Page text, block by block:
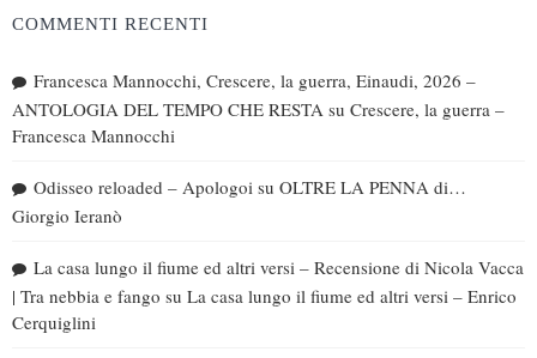
COMMENTI RECENTI
Francesca Mannocchi, Crescere, la guerra, Einaudi, 2026 –
ANTOLOGIA DEL TEMPO CHE RESTA su Crescere, la guerra –
Francesca Mannocchi
Odisseo reloaded – Apologoi su OLTRE LA PENNA di…
Giorgio Ieranò
La casa lungo il fiume ed altri versi – Recensione di Nicola Vacca
| Tra nebbia e fango su La casa lungo il fiume ed altri versi – Enrico
Cerquiglini